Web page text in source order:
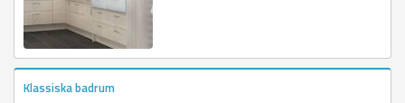
Klassiska badrum